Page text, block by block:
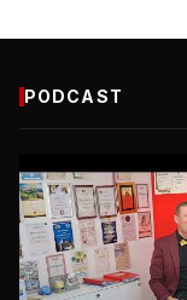
PODCAST